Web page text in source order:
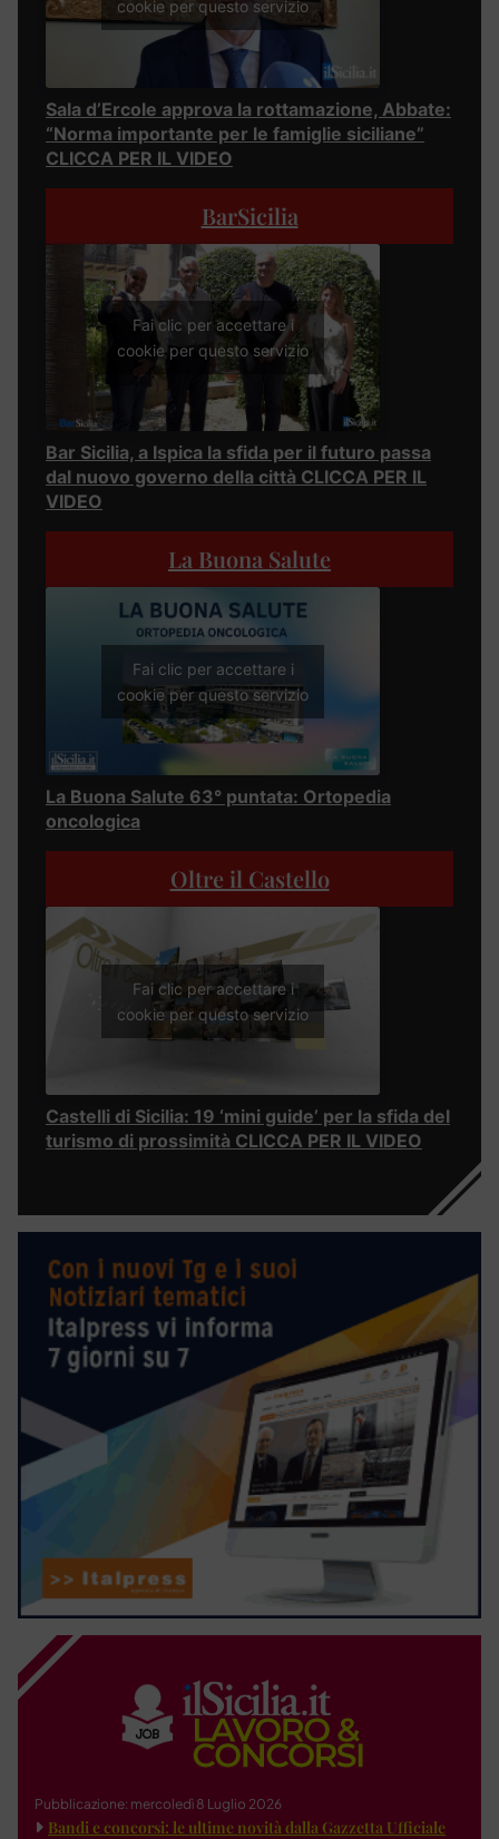
cookie per questo servizio
Sala d’Ercole approva la rottamazione, Abbate:
“Norma importante per le famiglie siciliane”
CLICCA PER IL VIDEO
BarSicilia
Fai clic per accettare i
cookie per questo servizio
Bar Sicilia, a Ispica la sfida per il futuro passa
dal nuovo governo della città CLICCA PER IL
VIDEO
La Buona Salute
Fai clic per accettare i
cookie per questo servizio
La Buona Salute 63° puntata: Ortopedia
oncologica
Oltre il Castello
Fai clic per accettare i
cookie per questo servizio
Castelli di Sicilia: 19 ‘mini guide’ per la sfida del
turismo di prossimità CLICCA PER IL VIDEO
Pubblicazione: mercoledì 8 Luglio 2026
Bandi e concorsi: le ultime novità dalla Gazzetta Ufficiale